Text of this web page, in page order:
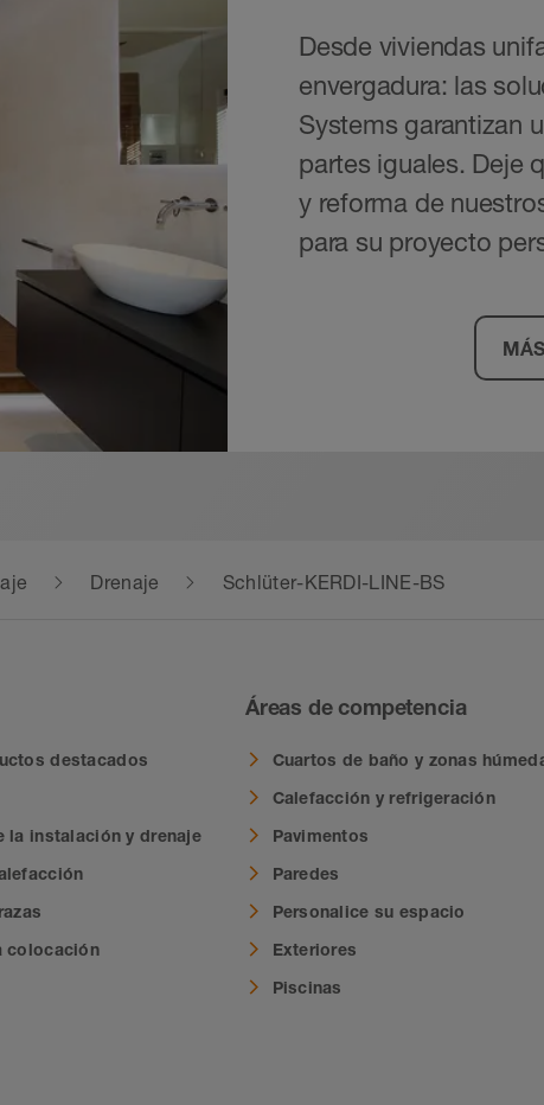
Desde viviendas
envergadura: las
Systems garantizan
partes iguales. Deje
y reforma de
para su proyecto
Drenaje Schlüter-KERDI-LINE-BS
destacados
la instalación y drenaje
colocación
Áreas de competencia
Cuartos de baño y zonas
Calefacción y refrigeración
Pavimentos
Paredes
Personalice su espacio
Exteriores
Piscinas